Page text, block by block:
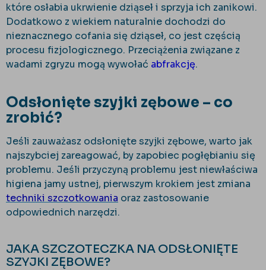
które osłabia ukrwienie dziąseł i sprzyja ich zanikowi.
Dodatkowo z wiekiem naturalnie dochodzi do
nieznacznego cofania się dziąseł, co jest częścią
procesu fizjologicznego. Przeciążenia związane z
wadami zgryzu mogą wywołać abfrakcję.
Odsłonięte szyjki zębowe – co
zrobić?
Jeśli zauważasz odsłonięte szyjki zębowe, warto jak
najszybciej zareagować, by zapobiec pogłębianiu się
problemu. Jeśli przyczyną problemu jest niewłaściwa
higiena jamy ustnej, pierwszym krokiem jest zmiana
techniki szczotkowania oraz zastosowanie
odpowiednich narzędzi.
JAKA SZCZOTECZKA NA ODSŁONIĘTE
SZYJKI ZĘBOWE?